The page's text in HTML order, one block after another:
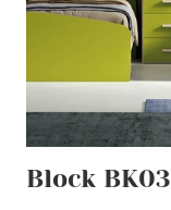
Block BK03